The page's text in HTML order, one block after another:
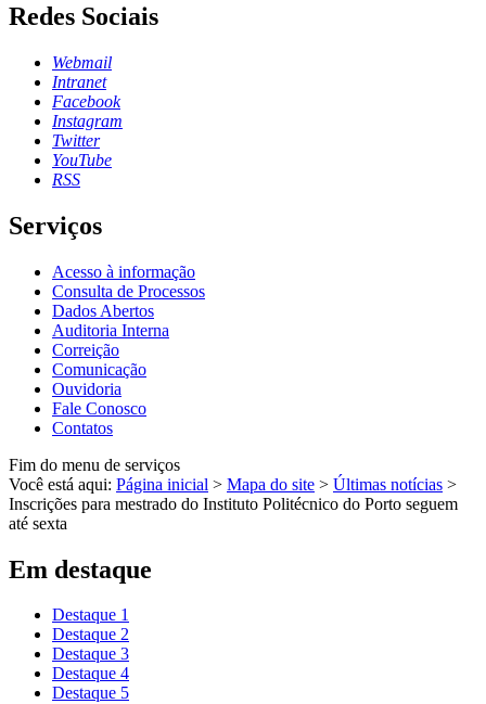
Redes Sociais
Webmail
Intranet
Facebook
Instagram
Twitter
YouTube
RSS
Serviços
Acesso à informação
Consulta de Processos
Dados Abertos
Auditoria Interna
Correição
Comunicação
Ouvidoria
Fale Conosco
Contatos
Fim do menu de serviços
Você está aqui: Página inicial > Mapa do site > Últimas notícias >
Inscrições para mestrado do Instituto Politécnico do Porto seguem
até sexta
Em destaque
Destaque 1
Destaque 2
Destaque 3
Destaque 4
Destaque 5